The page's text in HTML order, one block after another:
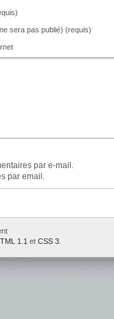
sera pas publié) (requis)
par e-mail.
par email.
1.1 et CSS 3